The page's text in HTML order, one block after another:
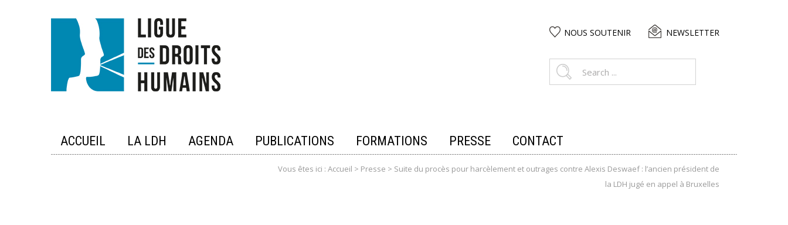
NOUS SOUTENIR NEWSLETTER
ACCUEIL LA LDH AGENDA PUBLICATIONS FORMATIONS PRESSE CONTACT
Vous êtes ici : Accueil > Presse > Suite du procès pour harcèlement et outrages contre Alexis Deswaef : l’ancien président de
la LDH jugé en appel à Bruxelles